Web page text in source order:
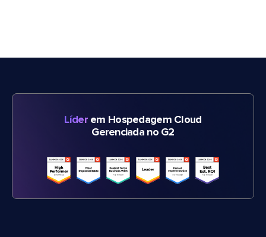
Líderem Hospedagem Cloud
Gerenciada no G2